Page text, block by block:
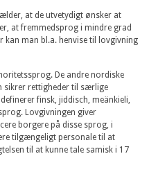
at de utvetydigt ønsker at
at fremmedsprog i mindre grad
kan man bl.a. henvise til lovgivning
De andre nordiske
sikrer rettigheder til særlige
finsk, jiddisch, meänkieli,
Lovgivningen giver
borgere på disse sprog, i
tilgængeligt personale til at
til at kunne tale samisk i 17